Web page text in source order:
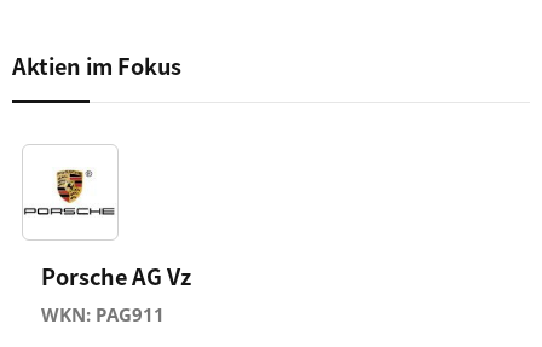
Aktien im Fokus
Porsche AG Vz
WKN: PAG911